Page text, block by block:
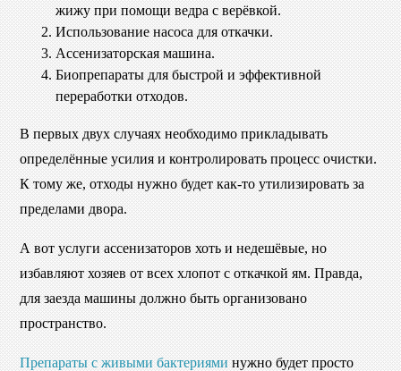
жижу при помощи ведра с верёвкой.
Использование насоса для откачки.
Ассенизаторская машина.
Биопрепараты для быстрой и эффективной
переработки отходов.
В первых двух случаях необходимо прикладывать
определённые усилия и контролировать процесс очистки.
К тому же, отходы нужно будет как-то утилизировать за
пределами двора.
А вот услуги ассенизаторов хоть и недешёвые, но
избавляют хозяев от всех хлопот с откачкой ям. Правда,
для заезда машины должно быть организовано
пространство.
Препараты с живыми бактериями нужно будет просто